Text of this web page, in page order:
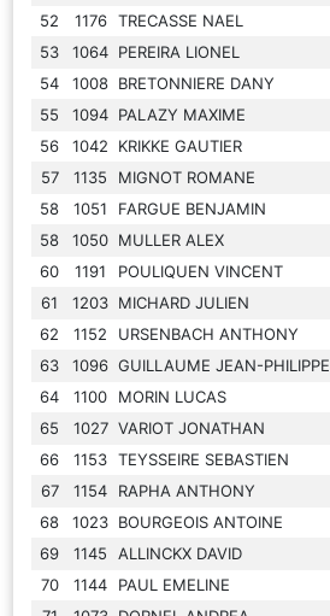
52
1176 TRECASSE NAEL
53
1064 PEREIRA LIONEL
54
1008 BRETONNIERE DANY
55
1094 PALAZY MAXIME
56
1042 KRIKKE GAUTIER
57
1135 MIGNOT ROMANE
58
1051 FARGUE BENJAMIN
58
1050 MULLER ALEX
60
1191 POULIQUEN VINCENT
61
1203 MICHARD JULIEN
62
1152 URSENBACH ANTHONY
63
1096 GUILLAUME JEAN-PHILIPPE
64
1100 MORIN LUCAS
65
1027 VARIOT JONATHAN
66
1153 TEYSSEIRE SEBASTIEN
67
1154 RAPHA ANTHONY
68
1023 BOURGEOIS ANTOINE
69
1145 ALLINCKX DAVID
70
1144 PAUL EMELINE